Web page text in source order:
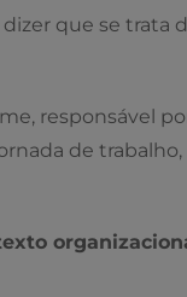
que se trata
responsável
de trabalho,